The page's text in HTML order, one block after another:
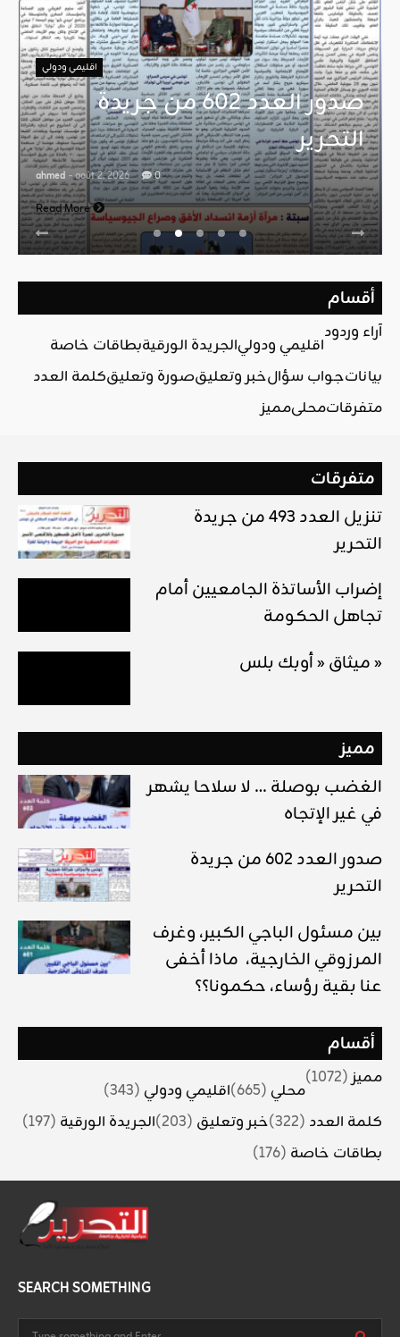
اقليمي ودولي
صدور العدد 602 من جريدة
التحرير
ahmed - août 2, 2026 0
Read More
أقسام
آراء وردود
اقليمي ودوليالجريدة الورقيةبطاقات خاصة
بياناتجواب سؤالخبر وتعليقصورة وتعليقكلمة العدد
متفرقاتمحليمميز
متفرقات
تنزيل العدد 493 من جريدة
التحرير
إضراب الأساتذة الجامعيين أمام
تجاهل الحكومة
ميثاق « أوبك بلس »
مميز
الغضب بوصلة … لا سلاحا يشهر
في غير الإتجاه
صدور العدد 602 من جريدة
التحرير
بين مسئول الباجي الكبير، وغرف
المرزوقي الخارجية، ماذا أخفى
عنا بقية رؤساء، حكمونا؟؟
أقسام
مميز(1072)
محلي (665) اقليمي ودولي (343)
كلمة العدد (322) خبر وتعليق (203) الجريدة الورقية (197)
بطاقات خاصة (176)
SEARCH SOMETHING